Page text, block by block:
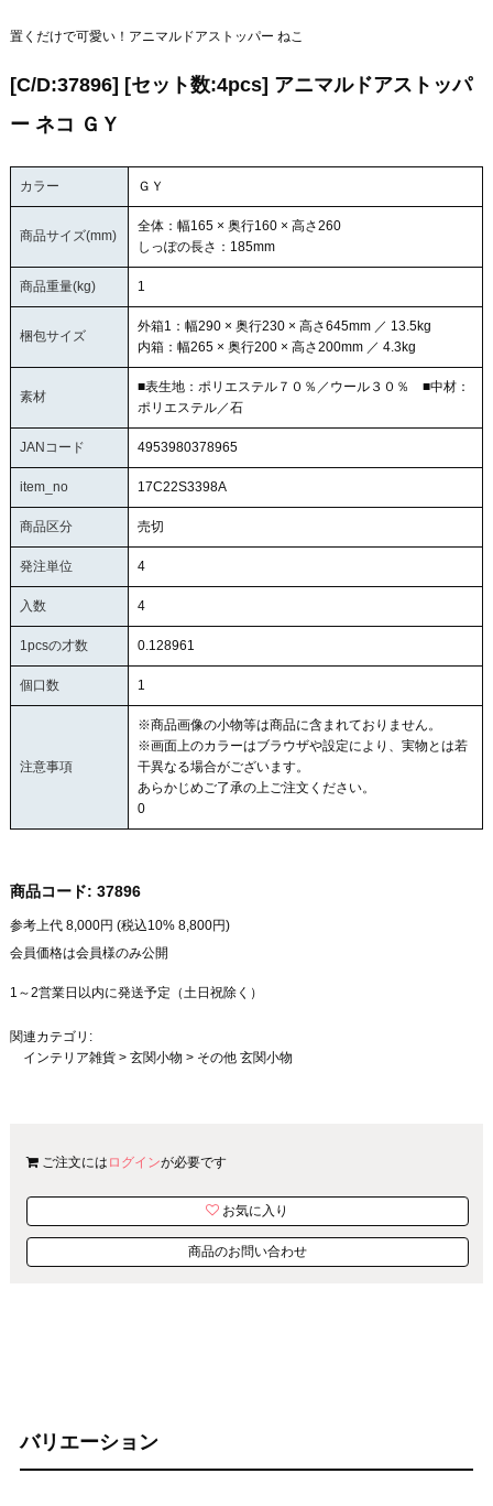
置くだけで可愛い！アニマルドアストッパー ねこ
[C/D:37896] [セット数:4pcs] アニマルドアストッパ
ー ネコ ＧＹ
カラー ＧＹ
商品サイズ(mm)
全体：幅165 × 奥行160 × 高さ260
しっぽの長さ：185mm
商品重量(kg) 1
梱包サイズ
外箱1：幅290 × 奥行230 × 高さ645mm ／ 13.5kg
内箱：幅265 × 奥行200 × 高さ200mm ／ 4.3kg
素材
■表生地：ポリエステル７０％／ウール３０％ ■中材：
ポリエステル／石
JANコード 4953980378965
item_no 17C22S3398A
商品区分 売切
発注単位 4
入数 4
1pcsの才数 0.128961
個口数 1
注意事項
※商品画像の小物等は商品に含まれておりません。
※画面上のカラーはブラウザや設定により、実物とは若
干異なる場合がございます。
あらかじめご了承の上ご注文ください。
0
商品コード: 37896
参考上代 8,000円 (税込10% 8,800円)
会員価格は会員様のみ公開
1～2営業日以内に発送予定（土日祝除く）
関連カテゴリ:
インテリア雑貨> 玄関小物 > その他 玄関小物
ご注文には ログインが必要です
お気に入り
商品のお問い合わせ
バリエーション